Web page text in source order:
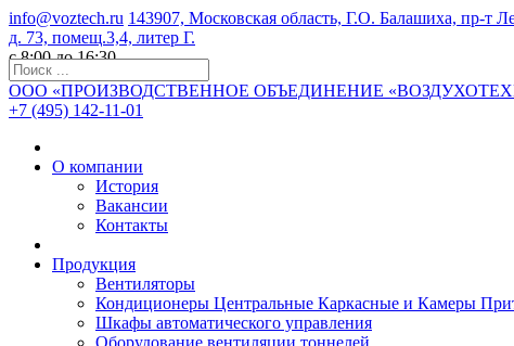
info@voztech.ru 143907, Московская область, Г.О. Балашиха, пр-т
д. 73, помещ.3,4, литер Г.
с 8:00 до 16:30
ООО «ПРОИЗВОДСТВЕННОЕ ОБЪЕДИНЕНИЕ
+7 (495) 142-11-01
О компании
История
Вакансии
Контакты
Продукция
Вентиляторы
Кондиционеры Центральные Каркасные и Камеры
Шкафы автоматического управления
Оборудование вентиляции тоннелей